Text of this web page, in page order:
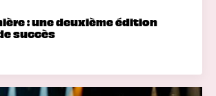
: une deuxième édition
succès